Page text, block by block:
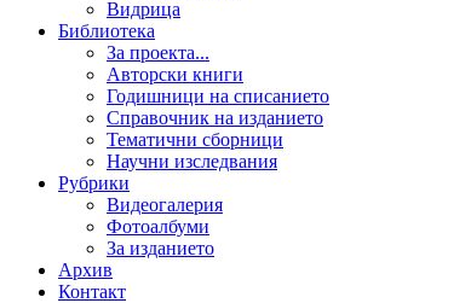
Видрица
Библиотека
За проекта...
Авторски книги
Годишници на списанието
Справочник на изданието
Тематични сборници
Научни изследвания
Рубрики
Видеогалерия
Фотоалбуми
За изданието
Архив
Контакт